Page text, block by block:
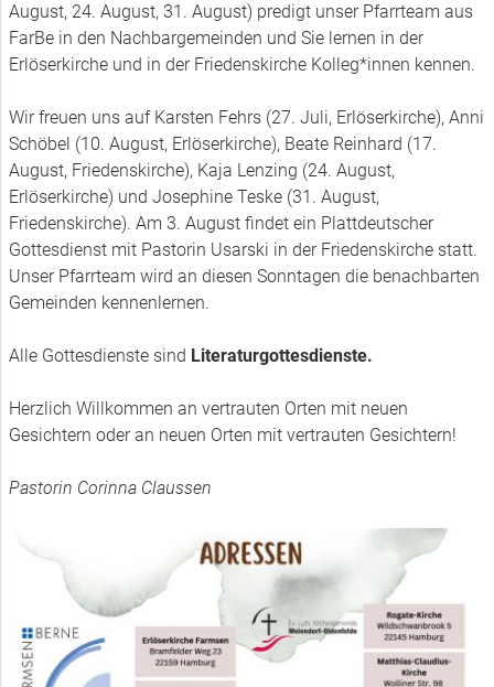
August, 24. August, 31. August) predigt unser Pfarrteam aus
FarBe in den Nachbargemeinden und Sie lernen in der
Erlöserkirche und in der Friedenskirche Kolleg*innen kennen.
Wir freuen uns auf Karsten Fehrs (27. Juli, Erlöserkirche), Anni
Schöbel (10. August, Erlöserkirche), Beate Reinhard (17.
August, Friedenskirche), Kaja Lenzing (24. August,
Erlöserkirche) und Josephine Teske (31. August,
Friedenskirche). Am 3. August findet ein Plattdeutscher
Gottesdienst mit Pastorin Usarski in der Friedenskirche statt.
Unser Pfarrteam wird an diesen Sonntagen die benachbarten
Gemeinden kennenlernen.
Alle Gottesdienste sind Literaturgottesdienste.
Herzlich Willkommen an vertrauten Orten mit neuen
Gesichtern oder an neuen Orten mit vertrauten Gesichtern!
Pastorin Corinna Claussen